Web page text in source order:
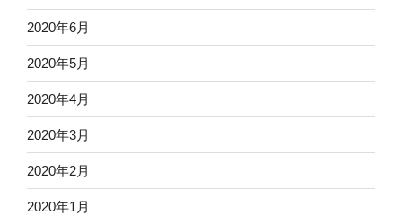
2020年6月
2020年5月
2020年4月
2020年3月
2020年2月
2020年1月